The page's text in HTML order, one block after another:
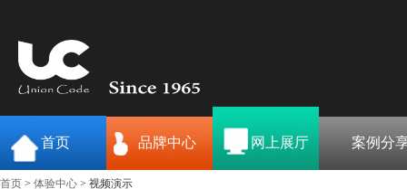
首页 品牌中心 网上展厅 案例分
首页 > 体验中心 > 视频演示